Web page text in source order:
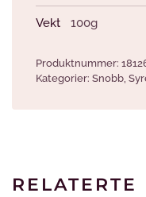
Vekt 100g
Produktnummer:
Kategorier: Snobb
RELATERTE